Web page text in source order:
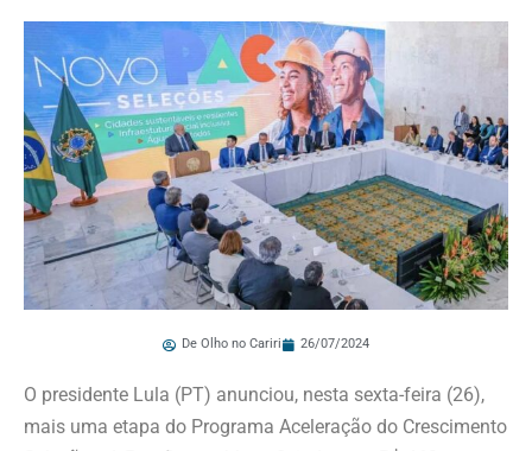
De Olho no Cariri 26/07/2024
O presidente Lula (PT) anunciou, nesta sexta-feira (26),
mais uma etapa do Programa Aceleração do Crescimento